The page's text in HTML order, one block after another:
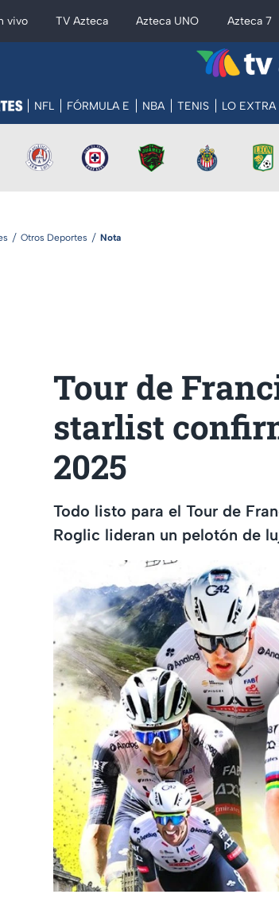
vivo TV Azteca Azteca UNO Azteca 7
NFL FÓRMULA E NBA TENIS LO EXTRA
Otros Deportes Nota
Tour de
starlist
2025
Todo listo para el Tour de
Roglic lideran un pelotón de